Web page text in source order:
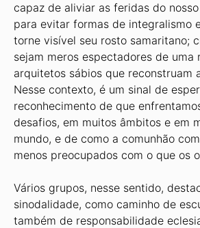
capaz de aliviar as feridas do
para evitar formas de integralismo
torne visível seu rosto samaritano;
sejam meros espectadores de uma
arquitetos sábios que reconstruam
Nesse contexto, é um sinal de
reconhecimento de que
desafios, em muitos âmbitos e em
mundo, e de como a comunhão
menos preocupados com o que os
Vários grupos, nesse sentido,
sinodalidade, como caminho de
também de responsabilidade